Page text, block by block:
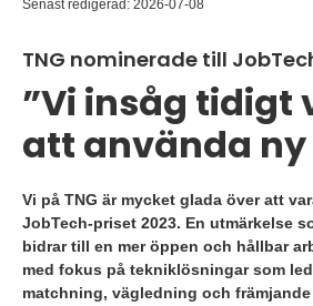
Senast redigerad: 2026-07-08
TNG nominerade till
”Vi insåg tidigt
att använda
Vi på TNG är mycket glada över att
JobTech-priset 2023. En utmärkelse
bidrar till en mer öppen och hållbar
med fokus på tekniklösningar som
matchning, vägledning och